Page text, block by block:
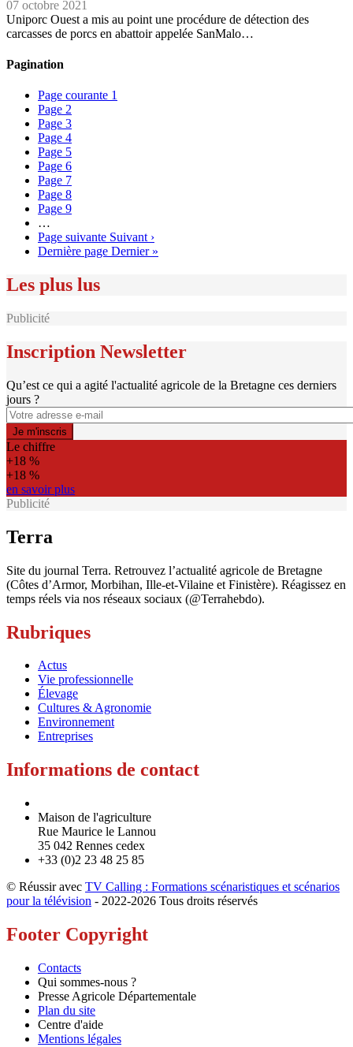
07 octobre 2021
Uniporc Ouest a mis au point une procédure de détection des
carcasses de porcs en abattoir appelée SanMalo…
Pagination
Page courante 1
Page 2
Page 3
Page 4
Page 5
Page 6
Page 7
Page 8
Page 9
…
Page suivante Suivant ›
Dernière page Dernier »
Les plus lus
Publicité
Inscription Newsletter
Qu’est ce qui a agité l'actualité agricole de la Bretagne ces derniers
jours ?
Le chiffre
+18 %
+18 %
en savoir plus
Publicité
Terra
Site du journal Terra. Retrouvez l’actualité agricole de Bretagne
(Côtes d’Armor, Morbihan, Ille-et-Vilaine et Finistère). Réagissez en
temps réels via nos réseaux sociaux (@Terrahebdo).
Rubriques
Actus
Vie professionnelle
Élevage
Cultures & Agronomie
Environnement
Entreprises
Informations de contact
Maison de l'agriculture
Rue Maurice le Lannou
35 042 Rennes cedex
+33 (0)2 23 48 25 85
© Réussir avec TV Calling : Formations scénaristiques et scénarios
pour la télévision - 2022-2026 Tous droits réservés
Footer Copyright
Contacts
Qui sommes-nous ?
Presse Agricole Départementale
Plan du site
Centre d'aide
Mentions légales